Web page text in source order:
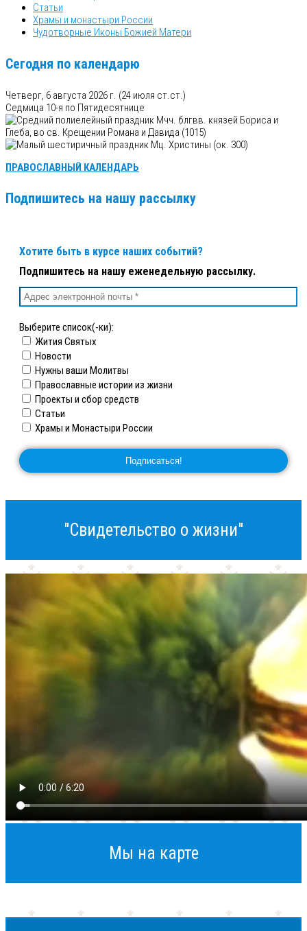
Статьи
Храмы и монастыри России
Чудотворные Иконы Божией Матери
Сегодня по календарю
Четверг, 6 августа 2026 г. (24 июля ст.ст.)
Седмица 10-я по Пятидесятнице
Мчч. блгвв. князей Бориса и
Глеба, во св. Крещении Романа и Давида (1015)
Мц. Христины (ок. 300)
ПРАВОСЛАВНЫЙ КАЛЕНДАРЬ
Подпишитесь на нашу рассылку
Хотите быть в курсе наших событий?
Подпишитесь на нашу еженедельную рассылку.
Выберите список(-ки):
Жития Святых
Новости
Нужны ваши Молитвы
Православные истории из жизни
Проекты и сбор средств
Статьи
Храмы и Монастыри России
"Свидетельство о жизни"
Мы на карте